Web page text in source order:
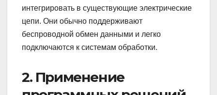
интегрировать в существующие электрические
цепи. Они обычно поддерживают
беспроводной обмен данными и легко
подключаются к системам обработки.
2. Применение